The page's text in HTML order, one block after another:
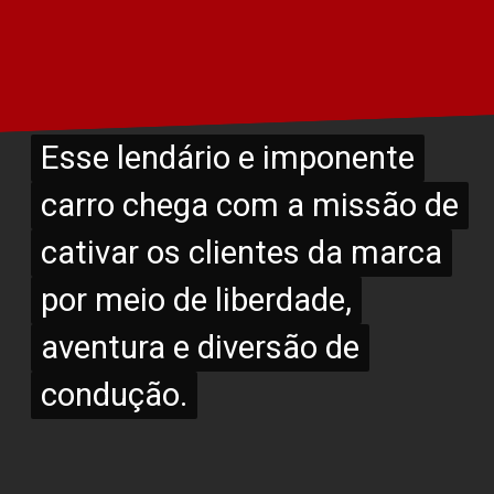
Esse lendário e imponente
carro chega com a missão de
cativar os clientes da marca
por meio de liberdade,
aventura e diversão de
condução.
Esse lendário e imponente
carro chega com a missão de
cativar os clientes da marca
por meio de liberdade,
aventura e diversão de
condução.